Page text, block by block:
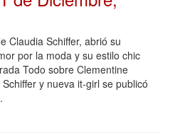
Claudia Schiffer, abrió su
por la moda y su estilo chic
Todo sobre Clementine
y nueva it-girl se publicó